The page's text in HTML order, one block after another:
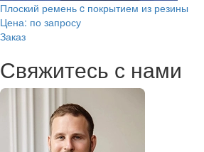
Плоский ремень c покрытием из резины
Цена: по запросу
Заказ
Свяжитесь с нами